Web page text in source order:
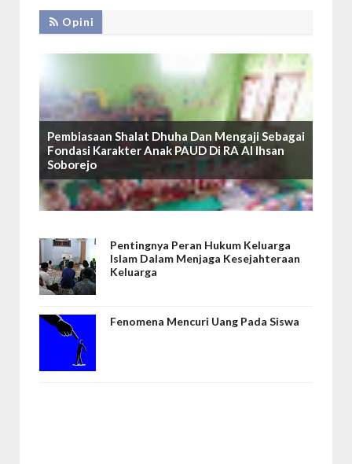
Opini
Pembiasaan Shalat Dhuha Dan Mengaji Sebagai
Fondasi Karakter Anak PAUD Di RA Al Ihsan
Soborejo
Pentingnya Peran Hukum Keluarga
Islam Dalam Menjaga Kesejahteraan
Keluarga
Fenomena Mencuri Uang Pada Siswa